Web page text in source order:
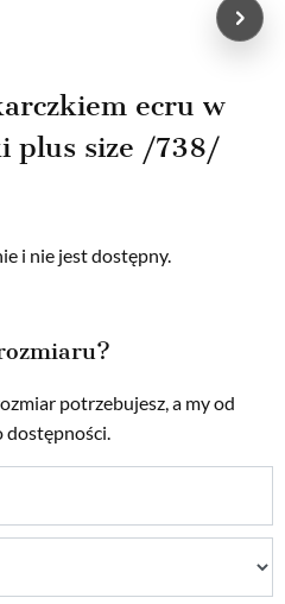
ecru w
plus size /738/
i nie jest dostępny.
potrzebujesz, a my od
dostępności.